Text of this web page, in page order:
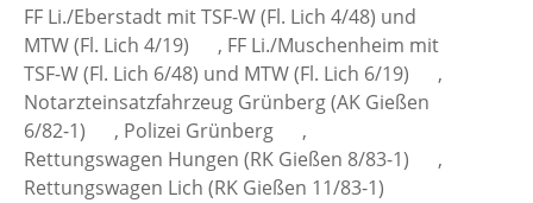
FF Li./Eberstadt mit TSF-W (Fl. Lich 4/48) und
MTW (Fl. Lich 4/19)
, FF Li./Muschenheim mit
TSF-W (Fl. Lich 6/48) und MTW (Fl. Lich 6/19)
,
Notarzteinsatzfahrzeug Grünberg (AK Gießen
6/82-1)
, Polizei Grünberg
,
Rettungswagen Hungen (RK Gießen 8/83-1)
,
Rettungswagen Lich (RK Gießen 11/83-1)